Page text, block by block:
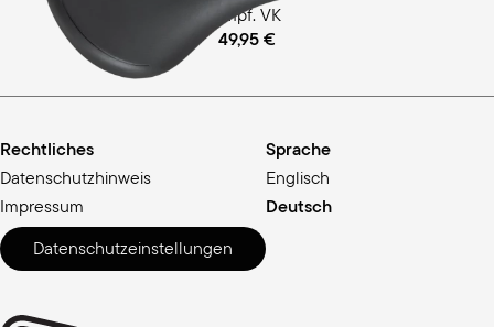
empf. VK
49,95 €
Rechtliches
Datenschutzhinweis
Impressum
Datenschutzeinstellungen
Sprache
Englisch
Deutsch